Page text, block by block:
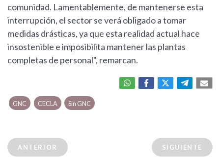
comunidad. Lamentablemente, de mantenerse esta
interrupción, el sector se verá obligado a tomar
medidas drásticas, ya que esta realidad actual hace
insostenible e imposibilita mantener las plantas
completas de personal", remarcan.
GNC CECLA Sin GNC
ANTERIOR SIGUIENTE